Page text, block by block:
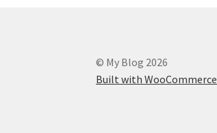
© My Blog 2026
Built with WooCommerce